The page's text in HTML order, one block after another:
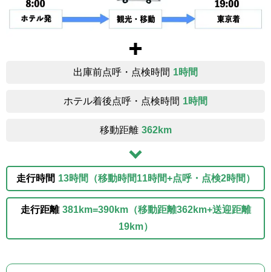
出庫前点呼・点検時間 1時間
ホテル着後点呼・点検時間 1時間
移動距離 362km
走行時間 13時間（移動時間11時間+点呼・点検2時間）
走行距離 381km=390km（移動距離362km+送迎距離
19km）